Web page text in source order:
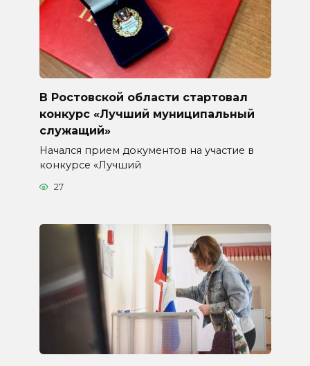
В Ростовской области стартовал
конкурс «Лучший муниципальный
служащий»
Начался прием документов на участие в
конкурсе «Лучший
27